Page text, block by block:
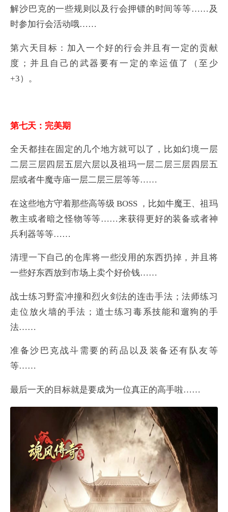
解沙巴克的一些规则以及行会押镖的时间等等……及
时参加行会活动哦……
第六天目标：加入一个好的行会并且有一定的贡献
度；并且自己的武器要有一定的幸运值了（至少
+3）。
第七天：完美期
全天都挂在固定的几个地方就可以了，比如幻境一层
二层三层四层五层六层以及祖玛一层二层三层四层五
层或者牛魔寺庙一层二层三层等等……
在这些地方守着那些高等级 BOSS ，比如牛魔王、祖玛
教主或者暗之怪物等等……来获得更好的装备或者神
兵利器等等……
清理一下自己的仓库将一些没用的东西扔掉，并且将
一些好东西放到市场上卖个好价钱……
战士练习野蛮冲撞和烈火剑法的连击手法；法师练习
走位放火墙的手法；道士练习毒系技能和遛狗的手
法……
准备沙巴克战斗需要的药品以及装备还有队友等
等……
最后一天的目标就是要成为一位真正的高手啦……